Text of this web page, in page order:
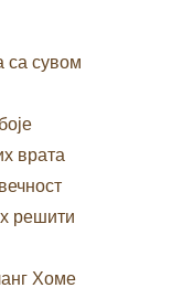
са сувом
врата
решити
Хоме